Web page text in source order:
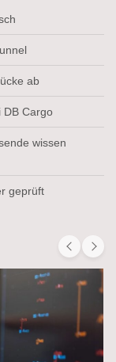
ab
DB Cargo
wissen
geprüft